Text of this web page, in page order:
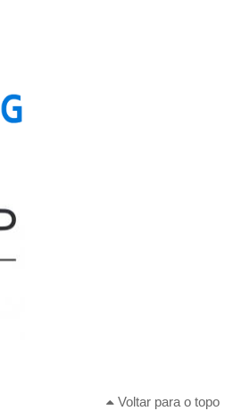
Voltar para o topo